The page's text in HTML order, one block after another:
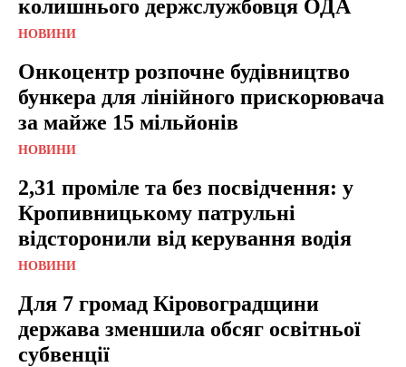
колишнього держслужбовця ОДА
НОВИНИ
Онкоцентр розпочне будівництво
бункера для лінійного прискорювача
за майже 15 мільйонів
НОВИНИ
2,31 проміле та без посвідчення: у
Кропивницькому патрульні
відсторонили від керування водія
НОВИНИ
Для 7 громад Кіровоградщини
держава зменшила обсяг освітньої
субвенції